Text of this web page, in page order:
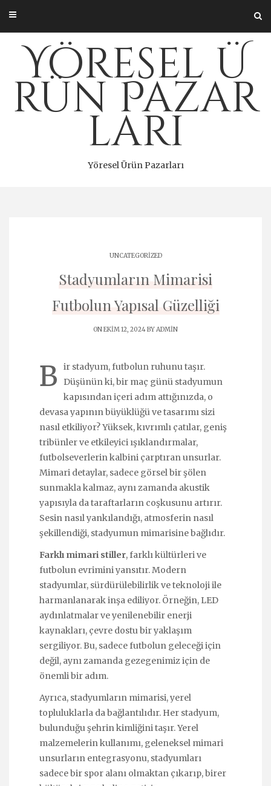
content
Yöresel Ü
rün Pazar
ları
Yöresel Ürün Pazarları
UNCATEGORIZED
Stadyumların Mimarisi
Futbolun Yapısal Güzelliği
ON EKIM 12, 2024 BYADMIN
B
ir stadyum, futbolun ruhunu taşır.
Düşünün ki, bir maç günü stadyumun
kapısından içeri adım attığınızda, o
devasa yapının büyüklüğü ve tasarımı sizi
nasıl etkiliyor? Yüksek, kıvrımlı çatılar, geniş
tribünler ve etkileyici ışıklandırmalar,
futbolseverlerin kalbini çarptıran unsurlar.
Mimari detaylar, sadece görsel bir şölen
sunmakla kalmaz, aynı zamanda akustik
yapısıyla da taraftarların coşkusunu artırır.
Sesin nasıl yankılandığı, atmosferin nasıl
şekillendiği, stadyumun mimarisine bağlıdır.
Farklı mimari stiller, farklı kültürleri ve
futbolun evrimini yansıtır. Modern
stadyumlar, sürdürülebilirlik ve teknoloji ile
harmanlanarak inşa ediliyor. Örneğin, LED
aydınlatmalar ve yenilenebilir enerji
kaynakları, çevre dostu bir yaklaşım
sergiliyor. Bu, sadece futbolun geleceği için
değil, aynı zamanda gezegenimiz için de
önemli bir adım.
Ayrıca, stadyumların mimarisi, yerel
topluluklarla da bağlantılıdır. Her stadyum,
bulunduğu şehrin kimliğini taşır. Yerel
malzemelerin kullanımı, geleneksel mimari
unsurların entegrasyonu, stadyumları
sadece bir spor alanı olmaktan çıkarıp, birer